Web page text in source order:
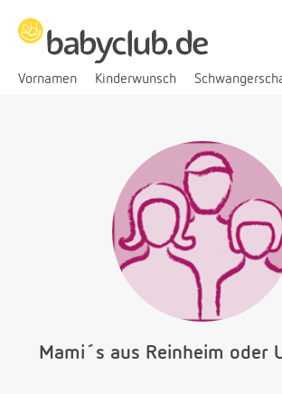
Vornamen Kinderwunsch
Mami´s aus Reinheim oder